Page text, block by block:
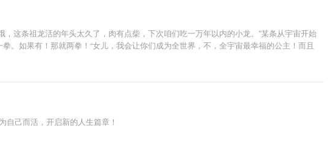
这条祖龙活的年头太久了，肉有点柴，下次咱们吃一万年以内的小龙。”某条从宇宙开始
。如果有！那就两拳！“女儿，我会让你们成为全世界，不，全宇宙最幸福的公主！而且
己而活，开启新的人生篇章！